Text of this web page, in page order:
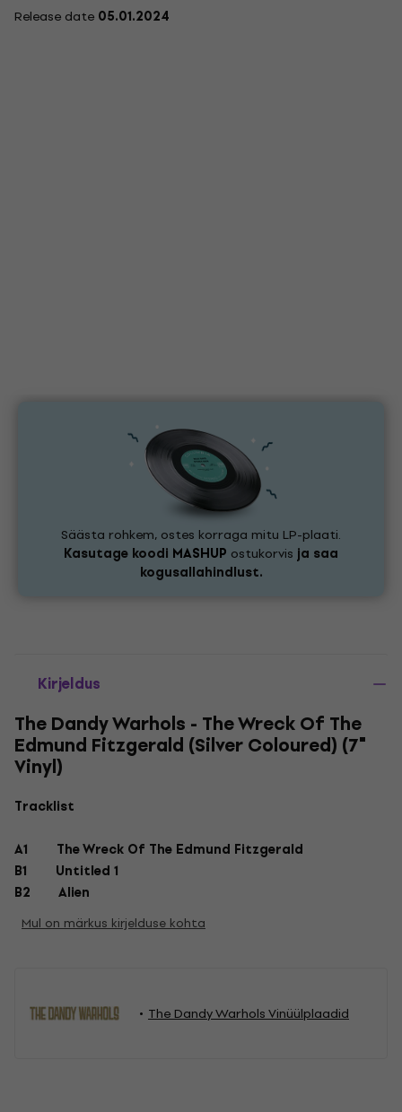
Release date 05.01.2024
Säästa rohkem, ostes korraga mitu LP-plaati.
Kasutage koodi MASHUP ostukorvis ja saa
kogusallahindlust.
Kirjeldus
The Dandy Warhols - The Wreck Of The
Edmund Fitzgerald (Silver Coloured) (7"
Vinyl)
Tracklist
A1
The Wreck Of The Edmund Fitzgerald
B1
Untitled 1
B2
Alien
Mul on märkus kirjelduse kohta
The Dandy Warhols Vinüülplaadid